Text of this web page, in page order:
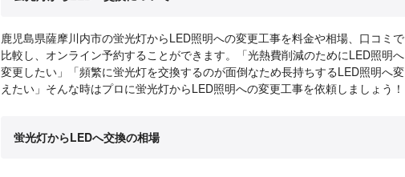
鹿児島県薩摩川内市の蛍光灯からLED照明への変更工事を料金や相場、口コミで
比較し、オンライン予約することができます。「光熱費削減のためにLED照明へ
変更したい」「頻繁に蛍光灯を交換するのが面倒なため長持ちするLED照明へ変
えたい」そんな時はプロに蛍光灯からLED照明への変更工事を依頼しましょう！
蛍光灯からLEDへ交換の相場